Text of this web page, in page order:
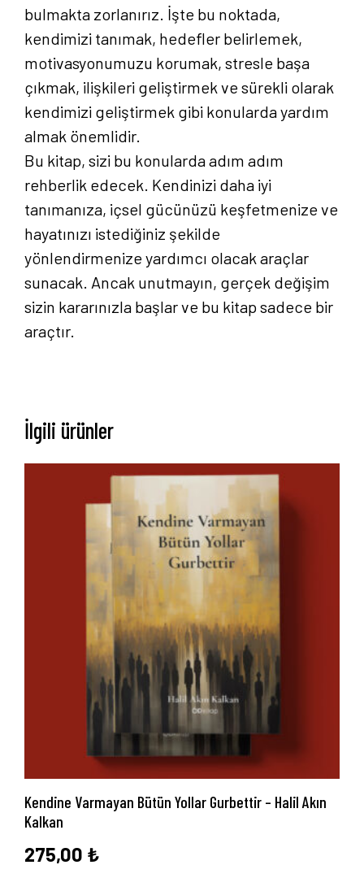
Hakkımızda
Yayın Paketlerimiz
Yayınlarımız
İletişim
bulmakta zorlanırız. İşte bu noktada,
kendimizi tanımak, hedefler belirlemek,
motivasyonumuzu korumak, stresle başa
çıkmak, ilişkileri geliştirmek ve sürekli olarak
kendimizi geliştirmek gibi konularda yardım
almak önemlidir.
Bu kitap, sizi bu konularda adım adım
rehberlik edecek. Kendinizi daha iyi
tanımanıza, içsel gücünüzü keşfetmenize ve
hayatınızı istediğiniz şekilde
yönlendirmenize yardımcı olacak araçlar
sunacak. Ancak unutmayın, gerçek değişim
sizin kararınızla başlar ve bu kitap sadece bir
araçtır.
İlgili ürünler
Kendine Varmayan Bütün Yollar Gurbettir – Halil Akın
Kalkan
275,00 ₺